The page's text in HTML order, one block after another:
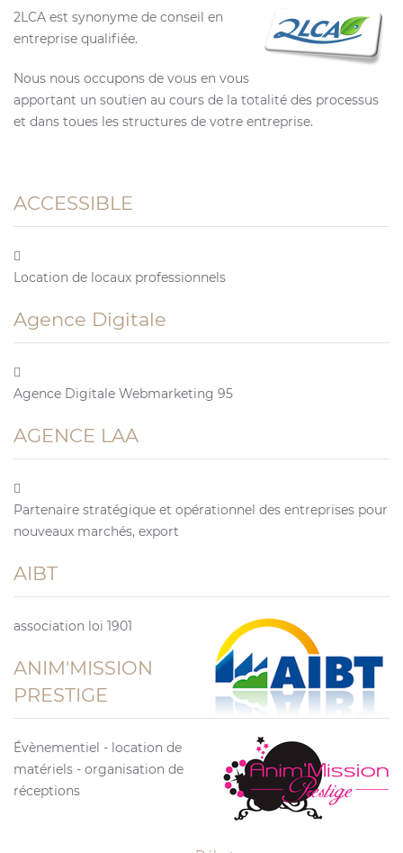
2LCA est synonyme de conseil en
entreprise qualifiée.
Nous nous occupons de vous en vous
apportant un soutien au cours de la totalité des processus
et dans toues les structures de votre entreprise.
ACCESSIBLE
Location de locaux professionnels
Agence Digitale
Agence Digitale Webmarketing 95
AGENCE LAA
Partenaire stratégique et opérationnel des entreprises pour
nouveaux marchés, export
AIBT
association loi 1901
ANIM'MISSION
PRESTIGE
Évènementiel - location de
matériels - organisation de
réceptions